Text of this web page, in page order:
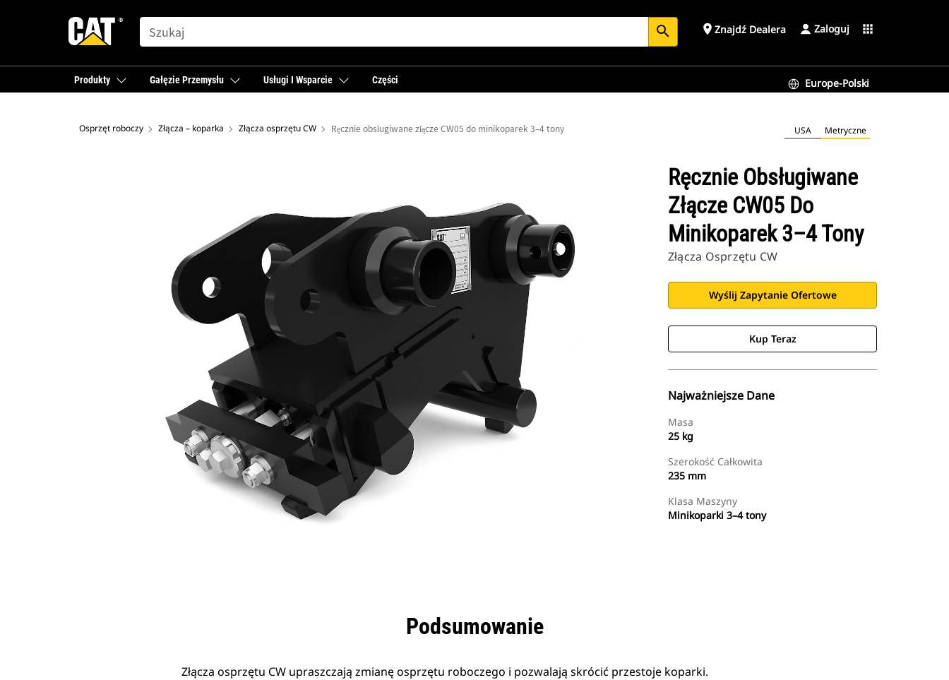
SEARCH search place Znajdź Dealera Zaloguj apps
Produkty Gałęzie Przemysłu Usługi I Wsparcie Części Europe-Polski
Osprzęt roboczy Złącza – koparka Złącza osprzętu CW Ręcznie obsługiwane złącze CW05 do minikoparek 3–4 tony USA Metryczne
Ręcznie Obsługiwane
Złącze CW05 Do
Minikoparek 3–4 Tony
Złącza Osprzętu CW
Wyślij Zapytanie Ofertowe
Kup Teraz
Najważniejsze Dane
Masa
25 kg
Szerokość Całkowita
235 mm
Klasa Maszyny
Minikoparki 3–4 tony
Podsumowanie
Złącza osprzętu CW upraszczają zmianę osprzętu roboczego i pozwalają skrócić przestoje koparki.